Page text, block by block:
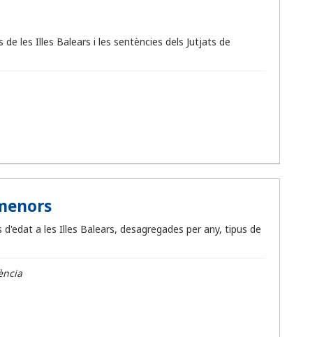
les Illes Balears i les sentències dels Jutjats de
a les Illes Balears, desagregades per any, tipus de